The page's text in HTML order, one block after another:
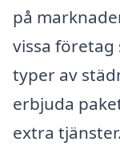
på
vissa företag
typer av
erbjuda
extra